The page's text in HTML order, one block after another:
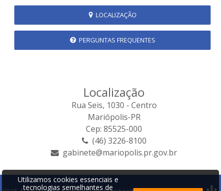
LOCALIZAÇÃO
PERGUNTAS FREQUENTES
Localização
Rua Seis, 1030 - Centro
Mariópolis-PR
Cep: 85525-000
(46) 3226-8100
gabinete@mariopolis.pr.gov.br
Utilizamos cookies essenciais e
tecnologias semelhantes de